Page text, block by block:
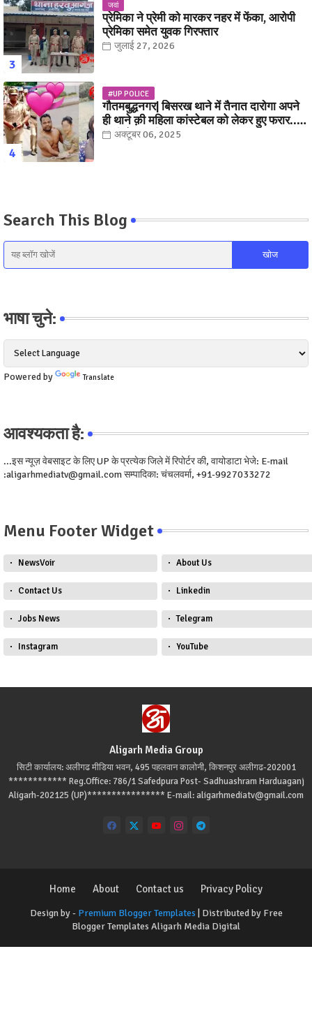
जवां
प्रेमिका ने प्रेमी को मारकर नहर में फेंका, आरोपी
प्रेमिका समेत युवक गिरफ्तार
जुलाई 27, 2026
#UP POLICE
गौतमबुद्धनगर| बिसरख थाने में तैनात दारोगा अपने
ही थाने क़ी महिला कांस्टेबल को लेकर हुए फरार...
पत्नी नें कर दी रार!
अक्टूबर 06, 2025
Search This Blog
भाषा चुने:
Powered by Translate
आवश्यकता है:
...इस न्यूज़ वेबसाइट के लिए UP के प्रत्येक जिले में रिपोर्टर की, वायोडाटा भेजे: E-mail
:aligarhmediatv@gmail.com सम्पादिका: चंचलवर्मा, +91-9927033272
Menu Footer Widget
NewsVoir About Us
Contact Us Linkedin
Jobs News Telegram
Instagram YouTube
Aligarh Media Group
सिटी कार्यालय: अलीगढ मीडिया भवन, 495 पहलवान कालोनी, किशनपुर अलीगढ-202001
************ Reg.Office: 786/1 Safedpura Post- Sadhuashram Harduaganj
Aligarh-202125 (UP)**************** E-mail: aligarhmediatv@gmail.com
Design by - Premium Blogger Templates | Distributed by Free
Blogger Templates Aligarh Media Digital
Home About Contact us Privacy Policy